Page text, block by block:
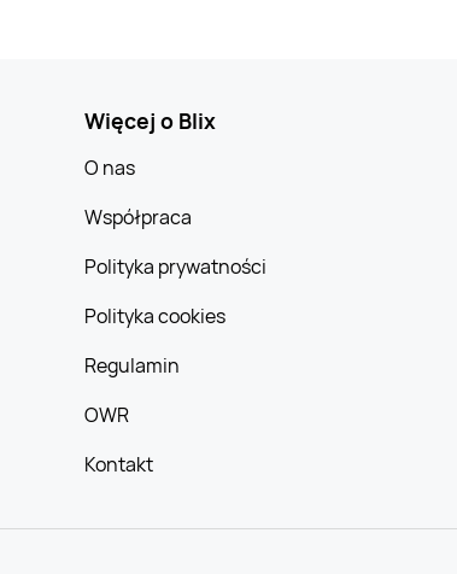
Więcej o Blix
O nas
Współpraca
Polityka prywatności
Polityka cookies
Regulamin
OWR
Kontakt